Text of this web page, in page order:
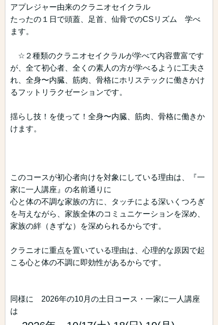
アプレジャー由来のクラニオセイクラル
たったの１日で頭蓋、足首、仙骨でのCSリズム 学べ
ます。
☆２種類のクラニオセイクラルが学べて内容豊富です
が、全て初心者、全くの素人の方が学べるように工夫さ
れ、全身〜内臓、筋肉、骨格にホリステックに働きかけ
るフットリラクゼーションです。
揺らし技！を使って！全身〜内臓、筋肉、骨格に働きか
けます。
このコースが初心者向けを対象にしている理由は、『一
家に一人講座』の名前通りに
心と体の不調な家族の方に、タッチによる深いくつろぎ
を与えながら、家族全体のコミュニケーションを深め、
家族の絆（きずな）を深められるからです。
クラニオに重点を置いている理由は、心理的な原因で起
こる心と体の不調に即効性があるからです。
同様に 2026年の10月の土日コース・一家に一人講座
は